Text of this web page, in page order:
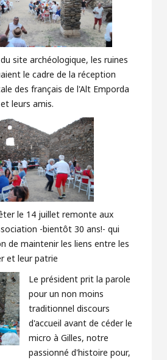
site archéologique, les ruines
le cadre de la réception
des français de l'Alt Emporda
leurs amis.
le 14 juillet remonte aux
-bientôt 30 ans!- qui
de maintenir les liens entre les
et leur patrie
Le président prit la parole
pour un non moins
traditionnel discours
d'accueil avant de céder le
micro à Gilles, notre
passionné d'histoire pour,